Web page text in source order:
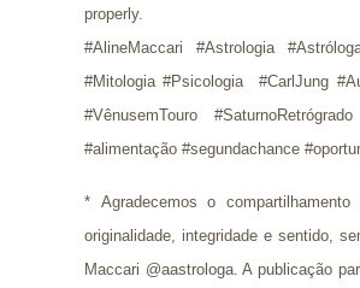
properly.
#AlineMaccari #Astrologia
#Mitologia #Psicologia  #CarlJung
#VênusemTouro
#alimentação #segundachance
* Agradecemos o
originalidade, integridade e sentido,
Maccari @aastrologa. A publicação